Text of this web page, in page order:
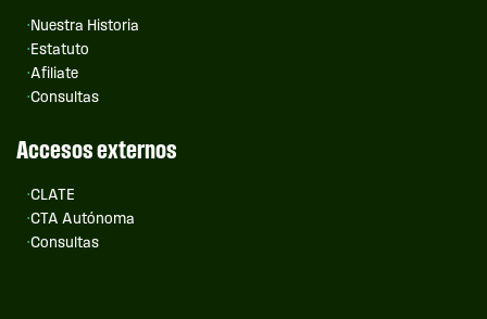
Nuestra Historia
Estatuto
Afiliate
Consultas
Accesos externos
CLATE
CTA Autónoma
Consultas